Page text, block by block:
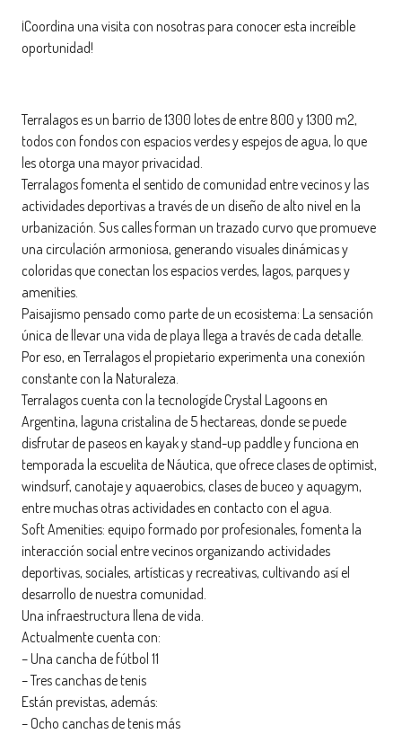
¡Coordina una visita con nosotras para conocer esta increíble
oportunidad!
Terralagos es un barrio de 1300 lotes de entre 800 y 1300 m2,
todos con fondos con espacios verdes y espejos de agua, lo que
les otorga una mayor privacidad.
Terralagos fomenta el sentido de comunidad entre vecinos y las
actividades deportivas a través de un diseño de alto nivel en la
urbanización. Sus calles forman un trazado curvo que promueve
una circulación armoniosa, generando visuales dinámicas y
coloridas que conectan los espacios verdes, lagos, parques y
amenities.
Paisajismo pensado como parte de un ecosistema: La sensación
única de llevar una vida de playa llega a través de cada detalle.
Por eso, en Terralagos el propietario experimenta una conexión
constante con la Naturaleza.
Terralagos cuenta con la tecnologíde Crystal Lagoons en
Argentina, laguna cristalina de 5 hectareas, donde se puede
disfrutar de paseos en kayak y stand-up paddle y funciona en
temporada la escuelita de Náutica, que ofrece clases de optimist,
windsurf, canotaje y aquaerobics, clases de buceo y aquagym,
entre muchas otras actividades en contacto con el agua.
Soft Amenities: equipo formado por profesionales, fomenta la
interacción social entre vecinos organizando actividades
deportivas, sociales, artísticas y recreativas, cultivando así el
desarrollo de nuestra comunidad.
Una infraestructura llena de vida.
Actualmente cuenta con:
– Una cancha de fútbol 11
– Tres canchas de tenis
Están previstas, además:
– Ocho canchas de tenis más